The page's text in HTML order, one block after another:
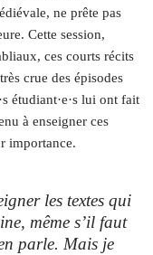
ne prête pas
Cette session,
ces courts récits
crue des épisodes
étudiant·e·s lui ont fait
à enseigner ces
importance.
les textes qui
même s’il faut
parle. Mais je